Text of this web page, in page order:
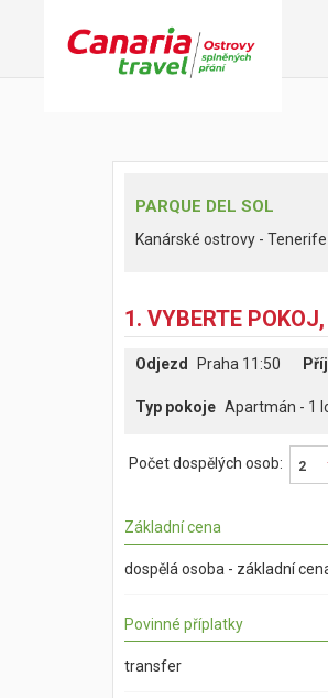
PARQUE DEL SOL
Kanárské ostrovy -
1. VYBERTE
Odjezd Praha 11:50
Typ pokoje Apartmán - 1
Počet dospělých osob: 2
Základní cena
dospělá osoba - základní
Povinné příplatky
transfer